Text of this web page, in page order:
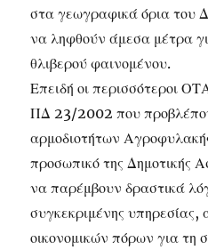
στα γεωγραφικά όρια του
να ληφθούν άμεσα μέτρα
θλιβερού φαινομένου.
Επειδή οι περισσότεροι
ΠΔ 23/2002 που
αρμοδιοτήτων
προσωπικό της Δημοτικής
να παρέμβουν δραστικά
συγκεκριμένης υπηρεσίας,
οικονομικών πόρων για τη